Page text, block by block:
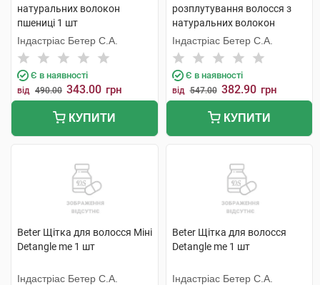
натуральних волокон
пшениці 1 шт
Індастріас Бетер С.А.
Є в наявності
від 490.00 343.00 грн
КУПИТИ
розплутування волосся з
натуральних волокон
пшениці 1 шт
Індастріас Бетер С.А.
Є в наявності
від 547.00 382.90 грн
КУПИТИ
Beter Щітка для волосся Міні
Detangle me 1 шт
Індастріас Бетер С.А.
Beter Щітка для волосся
Detangle me 1 шт
Індастріас Бетер С.А.